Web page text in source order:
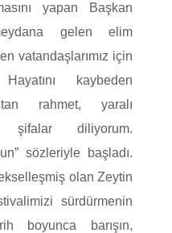
yapan Başkan
gelen elim
vatandaşlarımız için
kaybeden
rahmet, yaralı
şifalar diliyorum.
sözleriyle başladı.
olan Zeytin
sürdürmenin
boyunca barışın,